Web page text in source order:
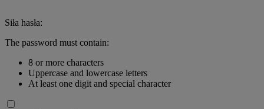
Siła hasła:
The password must contain:
8 or more characters
Uppercase and lowercase letters
At least one digit and special character